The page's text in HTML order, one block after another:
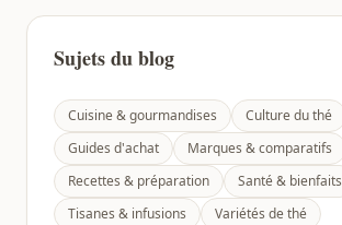
Sujets du blog
Cuisine & gourmandises
Culture du thé
Guides d'achat
Marques & comparatifs
Recettes & préparation
Santé & bienfaits
Tisanes & infusions
Variétés de thé